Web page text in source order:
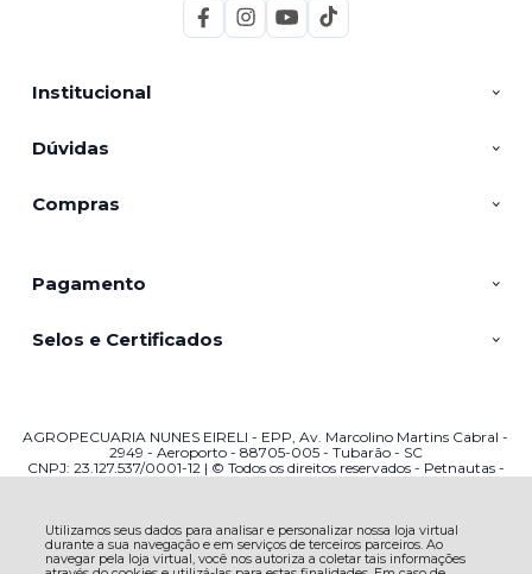
Utilizamos seus dados para analisar e personalizar nossa loja virtual
durante a sua navegação e em serviços de terceiros parceiros. Ao
navegar pela loja virtual, você nos autoriza a coletar tais informações
Institucional
Dúvidas
Compras
Pagamento
Selos e Certificados
AGROPECUARIA NUNES EIRELI - EPP, Av. Marcolino Martins Cabral -
2949 - Aeroporto - 88705-005 - Tubarão - SC
CNPJ: 23.127.537/0001-12 | © Todos os direitos reservados - Petnautas -